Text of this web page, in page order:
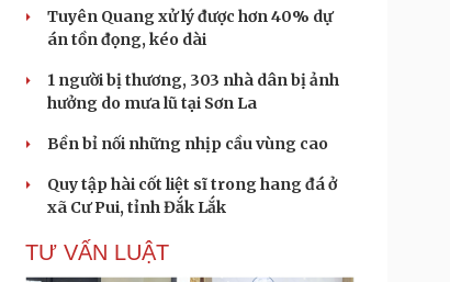
Tuyên Quang xử lý được hơn 40% dự
án tồn đọng, kéo dài
1 người bị thương, 303 nhà dân bị ảnh
hưởng do mưa lũ tại Sơn La
Bền bỉ nối những nhịp cầu vùng cao
Quy tập hài cốt liệt sĩ trong hang đá ở
xã Cư Pui, tỉnh Đắk Lắk
TƯ VẤN LUẬT